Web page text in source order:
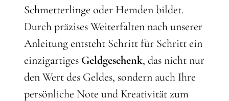
Schmetterlinge oder Hemden bildet.
Durch präzises Weiterfalten nach unserer
Anleitung entsteht Schritt für Schritt ein
einzigartiges Geldgeschenk, das nicht nur
den Wert des Geldes, sondern auch Ihre
persönliche Note und Kreativität zum